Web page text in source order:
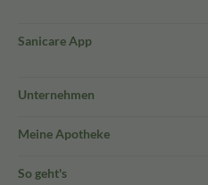
Sanicare App
Unternehmen
Meine Apotheke
So geht's